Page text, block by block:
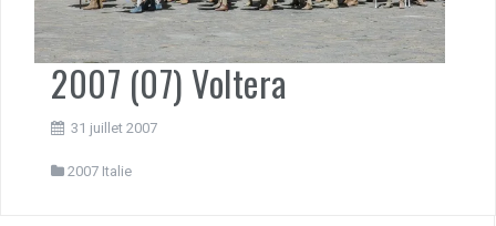
2007 (07) Voltera
31 juillet 2007
2007 Italie